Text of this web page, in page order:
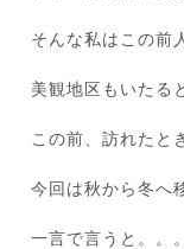
そんな私はこの前
美観地区もいたる
この前、訪れたと
今回は秋から冬へ
一言で言うと。。